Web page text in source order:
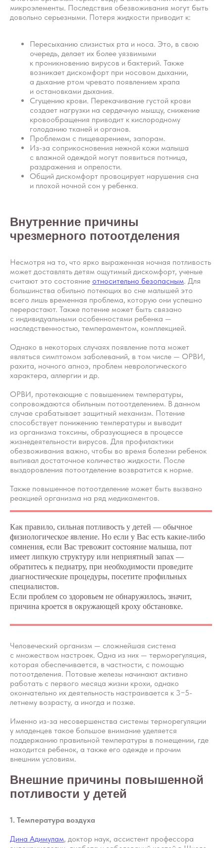
микроэлементы. Последствия обезвоживания могут быть
довольно серьезными. Потеря жидкости приводит к:
Пересыханию слизистых рта и носа. Это, в свою
очередь, делает их более уязвимыми
к проникновению вирусов и бактерий. Также
возникает дискомфорт при носовом дыхании,
а дыхание ртом чревато появлением храпа
и остановками дыхания.
Сгущению крови. Перекачивание густой крови
создает нагрузки на сердечную мышцу, снижение
кровообращения приводит к кислородному
голоданию тканей и органов.
Проблемам с пищеварением, запорам.
Из-за соприкосновения нежной кожи малыша
с влажной одеждой могут появиться потница,
раздражения и опрелости.
Общий дискомфорт провоцирует нарушения сна
и плохой ночной сон у ребенка.
Внутренние причины
чрезмерного потоотделения
Несмотря на то, что ярко выраженная ночная потливость
может доставлять детям ощутимый дискомфорт, ученые
считают это состояние относительно безопасным. Для
большинства обильно потеющих во сне малышей это
всего лишь временная проблема, которую они успешно
перерастают. Также потение может быть связано
с индивидуальными особенностями ребенка —
наследственностью, темпераментом, комплекцией.
Однако в некоторых случаях появление пота может
являться симптомом заболеваний, в том числе — ОРВИ,
рахита, ночного апноэ, проблем неврологического
характера, аллергии и др.
ОРВИ, протекающие с повышением температуры,
сопровождаются обильным потоотделением. В данном
случае срабатывает защитный механизм. Потение
способствует понижению температуры и выводит
из организма токсины, образующиеся в процессе
жизнедеятельности вирусов. Для профилактики
обезвоживания важно, чтобы во время болезни ребенок
выпивал достаточное количество жидкости. После
выздоровления потоотделение возвратится к норме.
Также повышенное потоотделение может быть вызвано
реакцией организма на ряд медикаментов.
Как правило, сильная потливость у детей — обычное
физиологическое явление. Но если у Вас есть какие-либо
сомнения, если Вас тревожит состояние малыша, пот
имеет липкую структуру или неприятный запах —
обратитесь к педиатру, при необходимости проведите
диагностические процедуры, посетите профильных
специалистов.
Если проблем со здоровьем не обнаружилось, значит,
причина кроется в окружающей кроху обстановке.
Человеческий организм — сложнейшая система
с множеством настроек. Одна из них — терморегуляция,
которая обеспечивается, в частности, с помощью
потоотделения. Потовые железы начинают активно
работать с первого месяца жизни крохи, однако
окончательно их деятельность настраивается к 3−5-
летнему возрасту, а иногда и позже.
Именно из-за несовершенства системы терморегуляции
у младенцев такое большое внимание уделяется
поддержанию правильной температуры в помещении, где
находится ребенок, а также его одежде и прочим
внешним условиям.
Внешние причины повышенной
потливости у детей
1. Температура воздуха
Дина Адимулам, доктор наук, ассистент профессора